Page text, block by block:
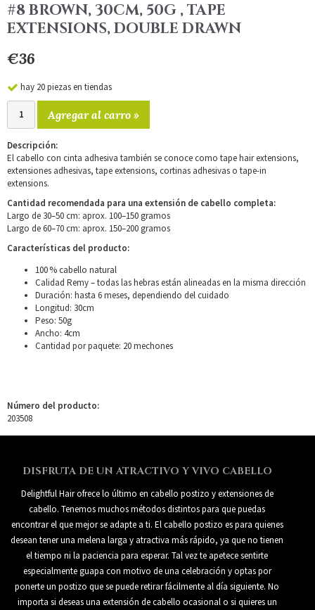
#8 BROWN, 30CM, 50G , TAPE
EXTENSIONS, DOUBLE DRAWN
€36
hay 20 piezas en tiendas
Agregar al carro »
Descripción:
El cabello con cinta adhesiva también se conoce como tape hair extensions,
extensiones adhesivas, tape extensions, cortinas adhesivas o tape-in
extensions.
Cantidad recomendada para una extensión de cabello completa:
Largo de 30–50 cm: aprox. 100–150 gramos
Largo de 60–70 cm: aprox. 150–200 gramos
Características del producto:
100 % cabello natural
Calidad Remy – todas las hebras están alineadas en la misma dirección
Duración: hasta 6 meses, dependiendo del cuidado
Longitud: 30cm
Peso: 50g
Ancho: 4cm
Cantidad por paquete: 20 mechones
Número del producto:
203508
DISFRUTA DE UN ATRACTIVO Y VIVO CABELLO
Delightful Hair ofrece lo último en cabello postizo y extensiones de
cabello. Tenemos muchos métodos distintos para que puedas
encontrar el que mejor se adapte a ti. El cabello postizo es para quienes
desean tener una melena larga y atractiva más rápido, ya que no tienen
el tiempo ni la paciencia para esperar. Tal vez te apetece sentirte
especialmente guapa con motivo de una celebración y optas por
ponerte un postizo que se puede retirar fácilmente al día siguiente. No
importa si deseas una extensión de cabello ocasional o si quieres un